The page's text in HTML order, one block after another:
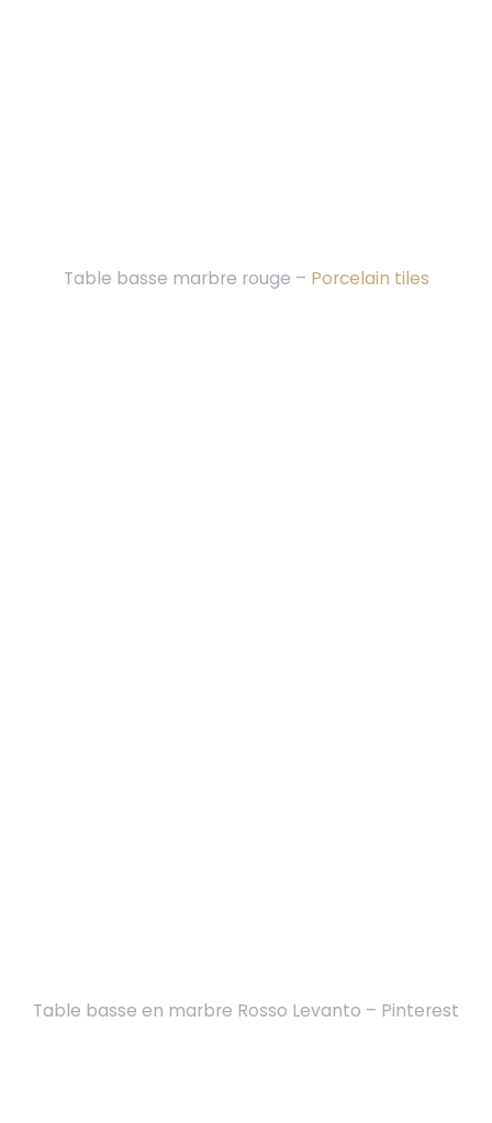
Table basse marbre rouge – Porcelain tiles
Table basse en marbre Rosso Levanto – Pinterest